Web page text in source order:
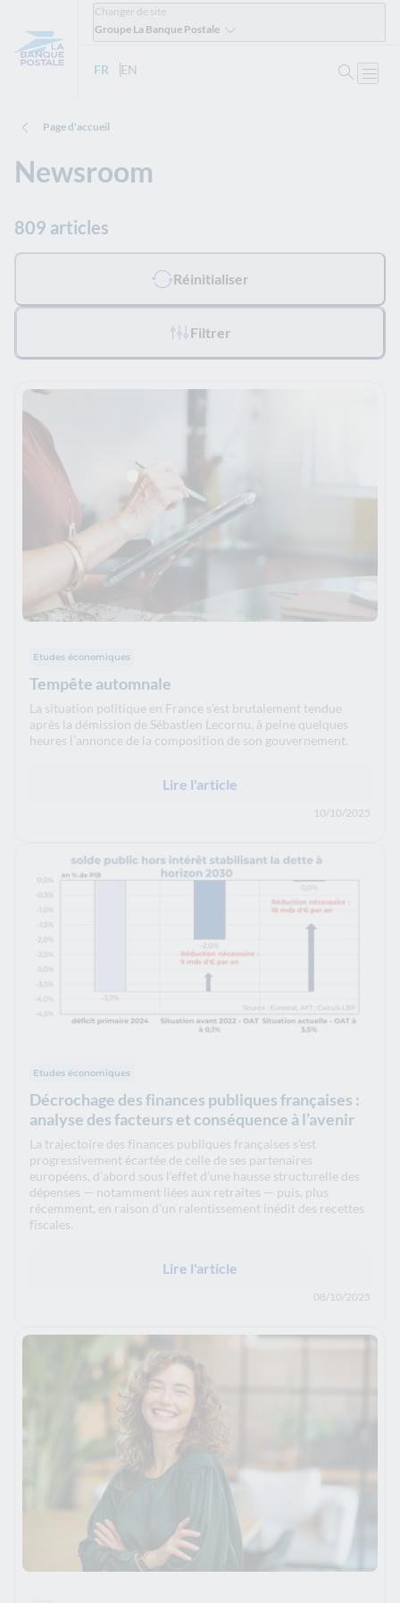
Changer de site
Groupe La Banque Postale
FR - Version française
EN
Page d'accueil
Newsroom
809 articles
Tous les filtres appliqués :
Réinitialiser
Filtrer
Etudes économiques
Tempête automnale
La situation politique en France s’est brutalement tendue
après la démission de Sébastien Lecornu, à peine quelques
heures l’annonce de la composition de son gouvernement.
Lire l'article
10/10/2025
Etudes économiques
Décrochage des finances publiques françaises :
analyse des facteurs et conséquence à l’avenir
La trajectoire des finances publiques françaises s’est
progressivement écartée de celle de ses partenaires
européens, d’abord sous l’effet d’une hausse structurelle des
dépenses — notamment liées aux retraites — puis, plus
récemment, en raison d’un ralentissement inédit des recettes
fiscales.
Lire l'article
08/10/2025